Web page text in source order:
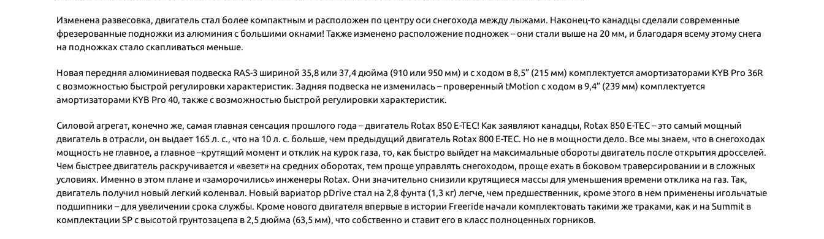
Изменена развесовка, двигатель стал более компактным и расположен по центру оси снегохода между лыжами. Наконец-то канадцы сделали современные
фрезерованные подножки из алюминия с большими окнами! Также изменено расположение подножек – они стали выше на 20 мм, и благодаря всему этому снега
на подножках стало скапливаться меньше.
Новая передняя алюминиевая подвеска RAS-3 шириной 35,8 или 37,4 дюйма (910 или 950 мм) и с ходом в 8,5” (215 мм) комплектуется амортизаторами KYB Pro 36R
с возможностью быстрой регулировки характеристик. Задняя подвеска не изменилась – проверенный tMotion с ходом в 9,4” (239 мм) комплектуется
амортизаторами KYB Pro 40, также с возможностью быстрой регулировки характеристик.
Силовой агрегат, конечно же, самая главная сенсация прошлого года – двигатель Rotax 850 E-TEC! Как заявляют канадцы, Rotax 850 E-TEC – это самый мощный
двигатель в отрасли, он выдает 165 л. с., что на 10 л. с. больше, чем предыдущий двигатель Rotax 800 E-TEC. Но не в мощности дело. Все мы знаем, что в снегоходах
мощность не главное, а главное –крутящий момент и отклик на курок газа, то, как быстро выйдет на максимальные обороты двигатель после открытия дросселей.
Чем быстрее двигатель раскручивается и «везет» на средних оборотах, тем проще управлять снегоходом, проще ехать в боковом траверсировании и в сложных
условиях. Именно в этом плане и «заморочились» инженеры Rotax. Они значительно снизили крутящиеся массы для уменьшения времени отклика на газ. Так,
двигатель получил новый легкий коленвал. Новый вариатор pDrive стал на 2,8 фунта (1,3 кг) легче, чем предшественник, кроме этого в нем применены игольчатые
подшипники – для увеличении срока службы. Кроме нового двигателя впервые в истории Freeride начали комплектовать такими же траками, как и на Summit в
комплектации SP с высотой грунтозацепа в 2,5 дюйма (63,5 мм), что собственно и ставит его в класс полноценных горников.